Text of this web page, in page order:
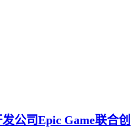
发公司Epic Game联合创